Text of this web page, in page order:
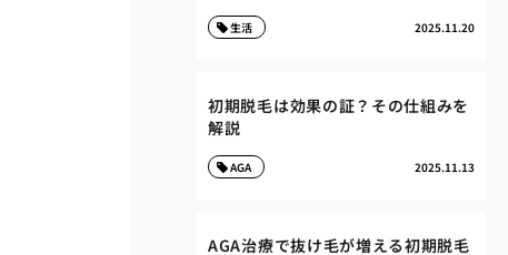
2025.11.20
生活
初期脱毛は効果の証？その仕組みを
解説
2025.11.13
AGA
AGA治療で抜け毛が増える初期脱毛